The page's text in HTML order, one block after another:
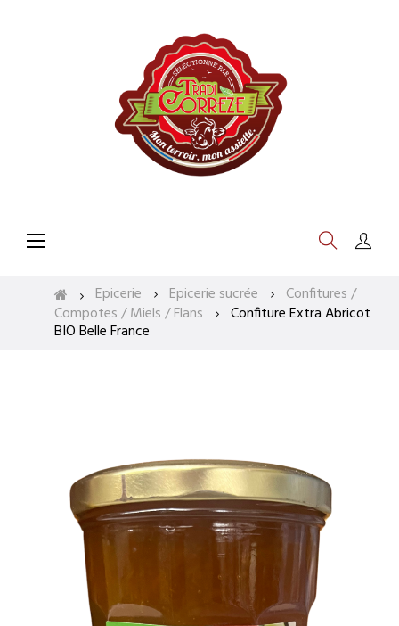
Basculer
la
☰
Epicerie Epicerie sucrée
Confitures /
Compotes / Miels / Flans
Confiture Extra Abricot
BIO Belle France